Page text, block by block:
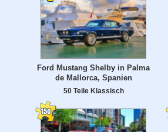
Ford Mustang Shelby in Palma
de Mallorca, Spanien
50 Teile Klassisch